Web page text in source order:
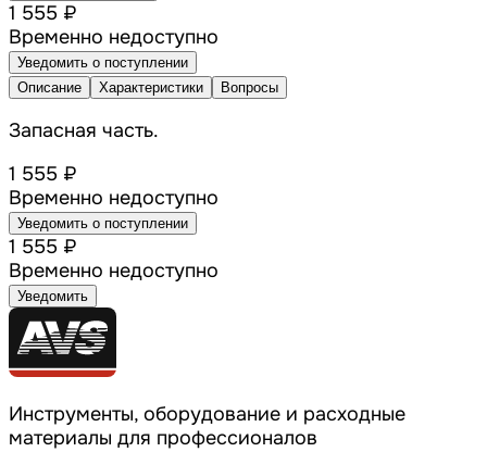
1 555 ₽
Временно недоступно
Уведомить о поступлении
Описание
Характеристики Вопросы
Запасная часть.
1 555 ₽
Временно недоступно
Уведомить о поступлении
1 555 ₽
Временно недоступно
Уведомить
Инструменты, оборудование и расходные
материалы для профессионалов